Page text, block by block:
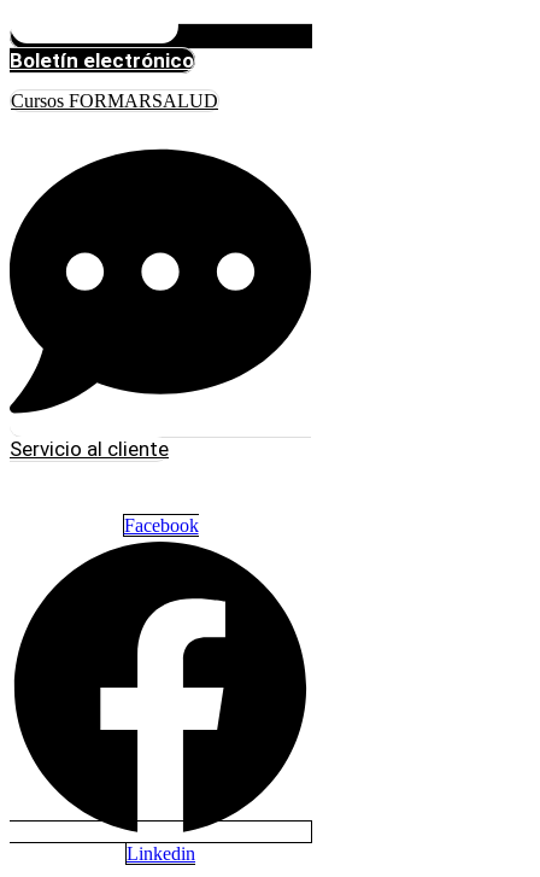
Boletín electrónico
Cursos FORMARSALUD
Servicio al cliente
Facebook
Linkedin